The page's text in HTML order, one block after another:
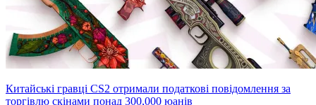
Китайські гравці CS2 отримали податкові повідомлення за
торгівлю скінами понад 300,000 юанів